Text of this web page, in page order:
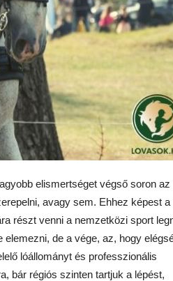
elismertséget végső soron az
avagy sem. Ehhez képest
részt venni a nemzetközi sport
de a vége, az, hogy
lóállományt és professzionális
bár régiós szinten tartjuk a lépést,